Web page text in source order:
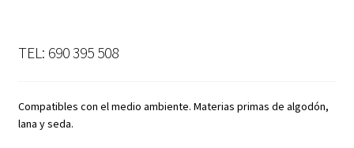
TEL: 690 395 508
Compatibles con el medio ambiente. Materias primas de algodón,
lana y seda.